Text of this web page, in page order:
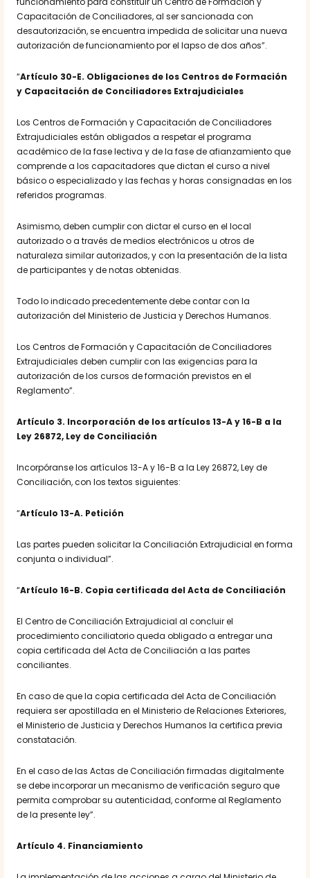
Capacitación de Conciliadores, al ser sancionada con
desautorización, se encuentra impedida de solicitar una nueva
autorización de funcionamiento por el lapso de dos años”.
“Artículo 30-E. Obligaciones de los Centros de Formación
y Capacitación de Conciliadores Extrajudiciales
Los Centros de Formación y Capacitación de Conciliadores
Extrajudiciales están obligados a respetar el programa
académico de la fase lectiva y de la fase de afianzamiento que
comprende a los capacitadores que dictan el curso a nivel
básico o especializado y las fechas y horas consignadas en los
referidos programas.
Asimismo, deben cumplir con dictar el curso en el local
autorizado o a través de medios electrónicos u otros de
naturaleza similar autorizados, y con la presentación de la lista
de participantes y de notas obtenidas.
Todo lo indicado precedentemente debe contar con la
autorización del Ministerio de Justicia y Derechos Humanos.
Los Centros de Formación y Capacitación de Conciliadores
Extrajudiciales deben cumplir con las exigencias para la
autorización de los cursos de formación previstos en el
Reglamento”.
Artículo 3. Incorporación de los artículos 13-A y 16-B a la
Ley 26872, Ley de Conciliación
Incorpóranse los artículos 13-A y 16-B a la Ley 26872, Ley de
Conciliación, con los textos siguientes:
“Artículo 13-A. Petición
Las partes pueden solicitar la Conciliación Extrajudicial en forma
conjunta o individual”.
“Artículo 16-B. Copia certificada del Acta de Conciliación
El Centro de Conciliación Extrajudicial al concluir el
procedimiento conciliatorio queda obligado a entregar una
copia certificada del Acta de Conciliación a las partes
conciliantes.
En caso de que la copia certificada del Acta de Conciliación
requiera ser apostillada en el Ministerio de Relaciones Exteriores,
el Ministerio de Justicia y Derechos Humanos la certifica previa
constatación.
En el caso de las Actas de Conciliación firmadas digitalmente
se debe incorporar un mecanismo de verificación seguro que
permita comprobar su autenticidad, conforme al Reglamento
de la presente ley”.
Artículo 4. Financiamiento